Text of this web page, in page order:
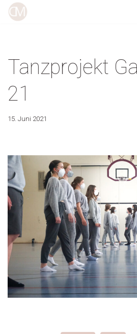
Tanzprojekt
21
15. Juni 2021